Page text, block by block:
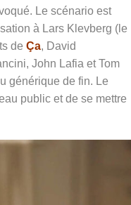
Le scénario est
à Lars Klevberg (le
de Ça, David
John Lafia et Tom
générique de fin. Le
public et de se mettre